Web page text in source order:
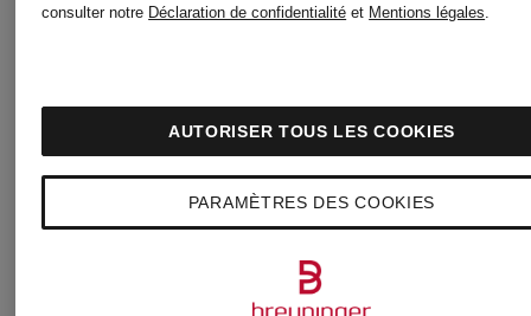
consulter notre Déclaration de confidentialité et Mentions légales.
PARAMÈTRES DES COOKIES
AUTORISER TOUS LES COOKIES